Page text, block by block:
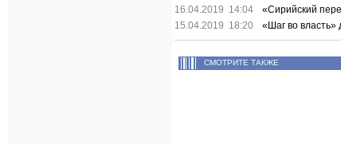
16.04.2019 14:04
«Сирийский
15.04.2019 18:20
«Шаг во власть»
СМОТРИТЕ ТАКЖЕ